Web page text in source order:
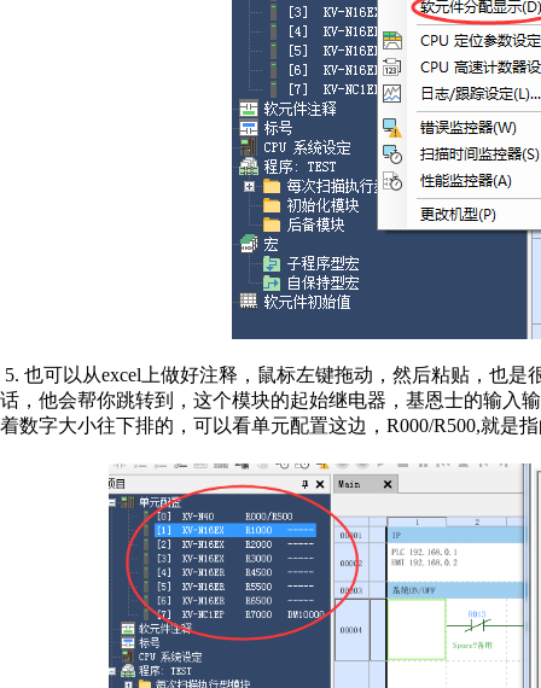
5. 也可以从excel上做好注释，鼠标左键拖动，然后粘贴，也
话，他会帮你跳转到，这个模块的起始继电器，基恩士的输入
着数字大小往下排的，可以看单元配置这边，R000/R500,就是